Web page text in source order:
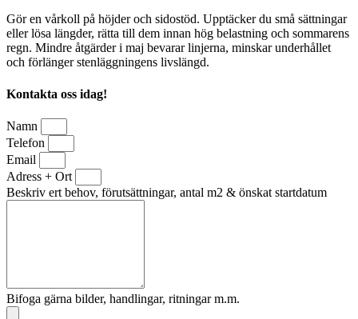
Gör en vårkoll på höjder och sidostöd. Upptäcker du små sättningar
eller lösa längder, rätta till dem innan hög belastning och sommarens
regn. Mindre åtgärder i maj bevarar linjerna, minskar underhållet
och förlänger stenläggningens livslängd.
Kontakta oss idag!
Namn
Telefon
Email
Adress + Ort
Beskriv ert behov, förutsättningar, antal m2 & önskat startdatum
Bifoga gärna bilder, handlingar, ritningar m.m.